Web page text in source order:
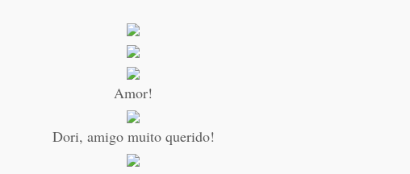
Amor!
Dori, amigo muito querido!